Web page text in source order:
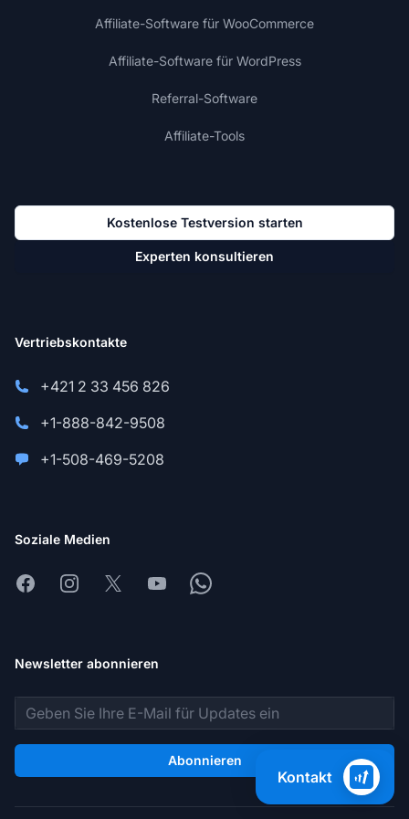
Affiliate-Software für WooCommerce
Affiliate-Software für WordPress
Referral-Software
Affiliate-Tools
Kostenlose Testversion starten
Experten konsultieren
Vertriebskontakte
+421 2 33 456 826
+1-888-842-9508
+1-508-469-5208
Soziale Medien
FacebookInstagram
X YoutubeWhatsapp
Newsletter abonnieren
E-Mail-Adresse
Abonnieren
Kontakt